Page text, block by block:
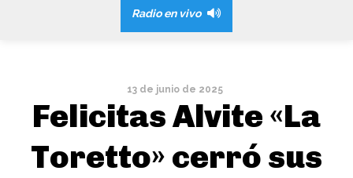
Radio en vivo
13 de junio de 2025
Felicitas Alvite «La
Toretto» cerró sus